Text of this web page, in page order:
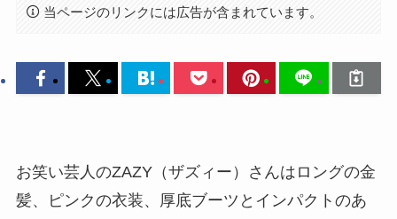
当ページのリンクには広告が含まれています。
お笑い芸人のZAZY（ザズィー）さんはロングの金
髪、ピンクの衣装、厚底ブーツとインパクトのあ